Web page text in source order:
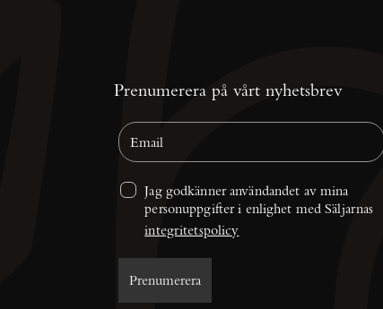
Prenumerera på vårt nyhetsbrev
Jag godkänner användandet av mina
integritetspolicy